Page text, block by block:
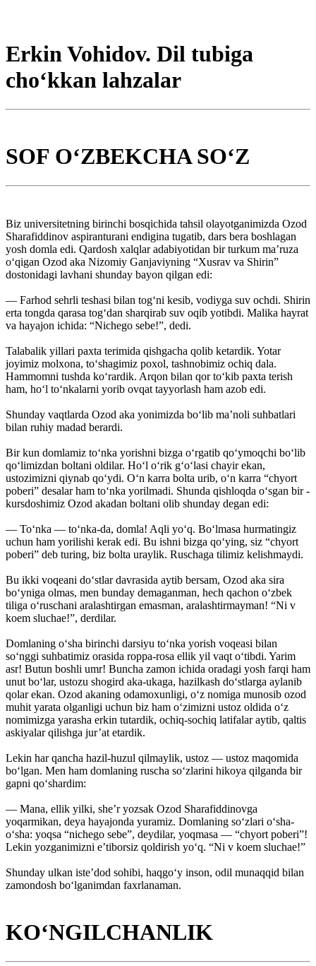
Erkin Vohidov. Dil tubiga
cho‘kkan lahzalar
SOF O‘ZBEKCHA SO‘Z
Biz universitetning birinchi bosqichida tahsil olayotganimizda Ozod
Sharafiddinov aspiranturani endigina tugatib, dars bera boshlagan
yosh domla edi. Qardosh xalqlar adabiyotidan bir turkum ma’ruza
o‘qigan Ozod aka Nizomiy Ganjaviyning “Xusrav va Shirin”
dostonidagi lavhani shunday bayon qilgan edi:
— Farhod sehrli teshasi bilan tog‘ni kesib, vodiyga suv ochdi. Shirin
erta tongda qarasa tog‘dan sharqirab suv oqib yotibdi. Malika hayrat
va hayajon ichida: “Nichego sebe!”, dedi.
Talabalik yillari paxta terimida qishgacha qolib ketardik. Yotar
joyimiz molxona, to‘shagimiz poxol, tashnobimiz ochiq dala.
Hammomni tushda ko‘rardik. Arqon bilan qor to‘kib paxta terish
ham, ho‘l to‘nkalarni yorib ovqat tayyorlash ham azob edi.
Shunday vaqtlarda Ozod aka yonimizda bo‘lib ma’noli suhbatlari
bilan ruhiy madad berardi.
Bir kun domlamiz to‘nka yorishni bizga o‘rgatib qo‘ymoqchi bo‘lib
qo‘limizdan boltani oldilar. Ho‘l o‘rik g‘o‘lasi chayir ekan,
ustozimizni qiynab qo‘ydi. O‘n karra bolta urib, o‘n karra “chyort
poberi” desalar ham to‘nka yorilmadi. Shunda qishloqda o‘sgan bir ­
kursdoshimiz Ozod akadan boltani olib shunday degan edi:
— To‘nka — to‘nka-da, domla! Aqli yo‘q. Bo‘lmasa hurmatingiz
uchun ham yorilishi kerak edi. Bu ishni bizga qo‘ying, siz “chyort
poberi” deb turing, biz bolta uraylik. Ruschaga tilimiz kelishmaydi.
Bu ikki voqeani do‘stlar davrasida aytib bersam, Ozod aka sira
bo‘yniga olmas, men bunday demaganman, hech qachon o‘zbek
tiliga o‘ruschani aralashtirgan emasman, aralashtirmayman! “Ni v
koem sluchae!”, derdilar.
Domlaning o‘sha birinchi darsiyu to‘nka yorish voqeasi bilan
so‘nggi suhbatimiz orasida roppa-rosa ellik yil vaqt o‘tibdi. Yarim
asr! Butun boshli umr! Buncha zamon ichida oradagi yosh farqi ham
unut bo‘lar, ustozu shogird aka-ukaga, hazilkash do‘stlarga aylanib
qolar ekan. Ozod akaning odamoxunligi, o‘z nomiga munosib ozod
muhit yarata olganligi uchun biz ham o‘zimizni ustoz oldida o‘z
nomimizga yarasha erkin tutardik, ochiq-sochiq latifalar aytib, qaltis
askiyalar qilishga jur’at etardik.
Lekin har qancha hazil-huzul qilmaylik, ustoz — ustoz maqomida
bo‘lgan. Men ham domlaning ruscha so‘zlarini hikoya qilganda bir
gapni qo‘shardim:
— Mana, ellik yilki, she’r yozsak Ozod Sharafiddinovga
yoqarmikan, deya hayajonda yuramiz. Domlaning so‘zlari o‘sha-
o‘sha: yoqsa “nichego sebe”, deydilar, yoqmasa — “chyort poberi”!
Lekin yozganimizni e’tiborsiz ­qoldirish yo‘q. “Ni v koem sluchae!”
Shunday ulkan iste’dod sohibi, haqgo‘y inson, odil munaqqid bilan
zamondosh bo‘lganimdan faxrlanaman.
KO‘NGILCHANLIK